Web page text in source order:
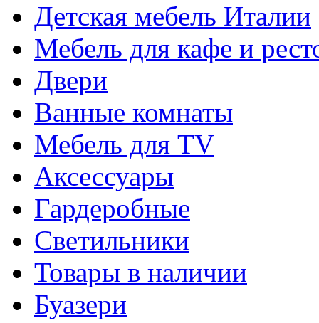
Детская мебель Италии
Мебель для кафе и
Двери
Ванные комнаты
Мебель для TV
Аксессуары
Гардеробные
Светильники
Товары в наличии
Буазери